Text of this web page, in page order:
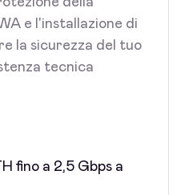
e l'installazione di
la sicurezza del tuo
tecnica
fino a 2,5 Gbps a